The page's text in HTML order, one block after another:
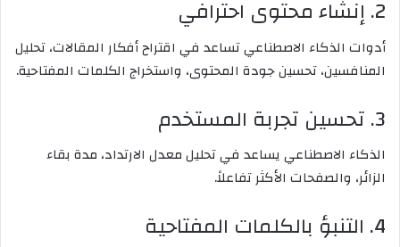
2. إنشاء محتوى احترافي
أدوات الذكاء الاصطناعي تساعد في اقتراح أفكار المقالات، تحليل
المنافسين، تحسين جودة المحتوى، واستخراج الكلمات المفتاحية.
3. تحسين تجربة المستخدم
الذكاء الاصطناعي يساعد في تحليل معدل الارتداد، مدة بقاء
الزائر، والصفحات الأكثر تفاعلاً.
4. التنبؤ بالكلمات المفتاحية